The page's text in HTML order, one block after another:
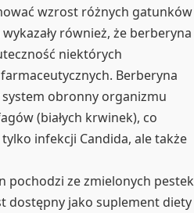
wzrost różnych gatunków
również, że berberyna
niektórych
Berberyna
obronny organizmu
(białych krwinek), co
infekcji Candida, ale także
pochodzi ze zmielonych pestek
dostępny jako suplement diety